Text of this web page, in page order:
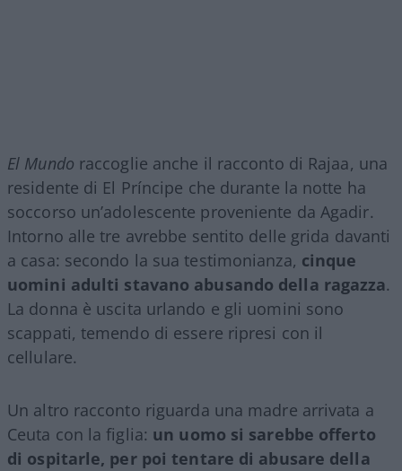
El Mundo raccoglie anche il racconto di Rajaa, una
residente di El Príncipe che durante la notte ha
soccorso un’adolescente proveniente da Agadir.
Intorno alle tre avrebbe sentito delle grida davanti
a casa: secondo la sua testimonianza, cinque
uomini adulti stavano abusando della ragazza.
La donna è uscita urlando e gli uomini sono
scappati, temendo di essere ripresi con il
cellulare.
Un altro racconto riguarda una madre arrivata a
Ceuta con la figlia: un uomo si sarebbe offerto
di ospitarle, per poi tentare di abusare della